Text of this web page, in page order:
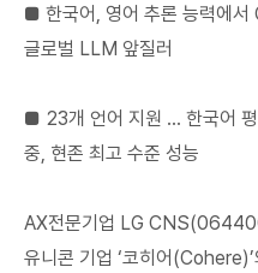
■ 한국어, 영어 추론 능력에
글로벌 LLM 앞질러
■ 23개 언어 지원 … 한국어
중, 현존 최고 수준 성능
AX전문기업 LG
유니콘 기업 ‘코히어